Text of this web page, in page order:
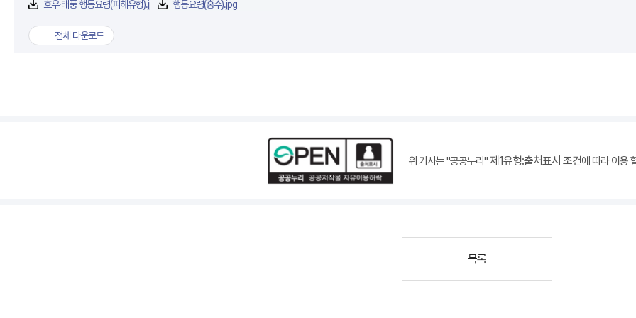
호우·태풍 행동요령(피해유형).jpg 행동요령(홍수).jpg
전체 다운로드
위 기사는 "공공누리"제1유형:출처표시 조건에 따라 이용
목록